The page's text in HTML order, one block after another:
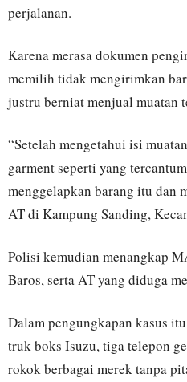
perjalanan.
Karena merasa dokumen
memilih tidak mengirimkan
justru berniat menjual muatan
“Setelah mengetahui isi
garment seperti yang
menggelapkan barang itu dan
AT di Kampung Sanding,
Polisi kemudian menangkap
Baros, serta AT yang diduga
Dalam pengungkapan kasus
truk boks Isuzu, tiga telepon
rokok berbagai merek tanpa